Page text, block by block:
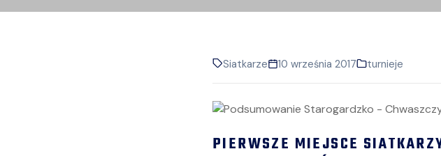
Siatkarze 10 września 2017 turnieje
PIERWSZE MIEJSCE